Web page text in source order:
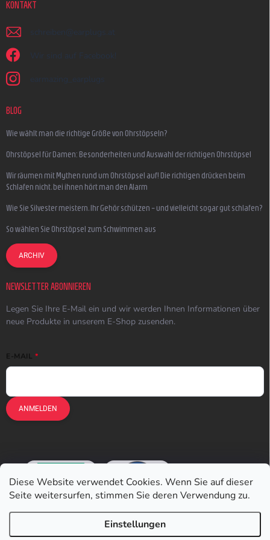
Diese Website verwendet Cookies. Wenn Sie auf dieser
Seite weitersurfen, stimmen Sie deren Verwendung zu.
Einstellungen
KONTAKT
schreiben @ earplugs.at
Wir sind auf Facebook!
earmazing_earplugs
BLOG
Wie wählt man die richtige Größe von Ohrstöpseln?
Ohrstöpsel für Damen: Besonderheiten und Auswahl der richtigen Ohrstöpsel
Wir räumen mit Mythen rund um Ohrstöpsel auf! Die richtigen drücken beim
Schlafen nicht, bei ihnen hört man den Alarm
Wie Sie Silvester meistern, Ihr Gehör schützen – und vielleicht sogar gut schlafen?
So wählen Sie Ohrstöpsel zum Schwimmen aus
ARCHIV
NEWSLETTER ABONNIEREN
Legen Sie Ihre E-Mail ein und wir werden Ihnen Informationen über
neue Produkte in unserem E-Shop zusenden.
E-MAIL
ANMELDEN